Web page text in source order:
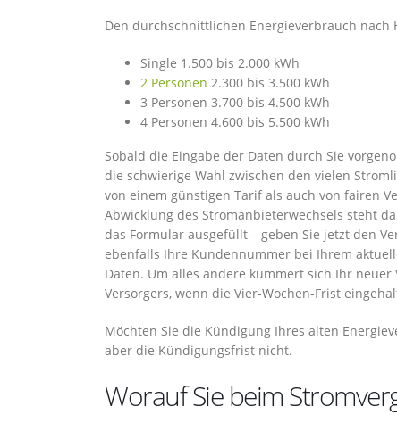
Den durchschnittlichen Energieverbrauch nach
Single 1.500 bis 2.000 kWh
2 Personen 2.300 bis 3.500 kWh
3 Personen 3.700 bis 4.500 kWh
4 Personen 4.600 bis 5.500 kWh
Sobald die Eingabe der Daten durch Sie
die schwierige Wahl zwischen den vielen
von einem günstigen Tarif als auch von fairen
Abwicklung des Stromanbieterwechsels steht
das Formular ausgefüllt – geben Sie jetzt den
ebenfalls Ihre Kundennummer bei Ihrem
Daten. Um alles andere kümmert sich Ihr
Versorgers, wenn die Vier-Wochen-Frist
Möchten Sie die Kündigung Ihres alten
aber die Kündigungsfrist nicht.
Worauf Sie beim